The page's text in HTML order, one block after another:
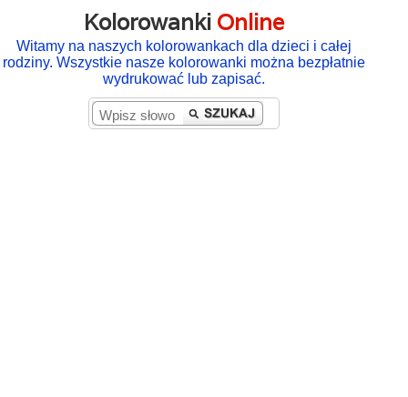
Kolorowanki Online
Witamy na naszych kolorowankach dla dzieci i całej
rodziny. Wszystkie nasze kolorowanki można bezpłatnie
wydrukować lub zapisać.